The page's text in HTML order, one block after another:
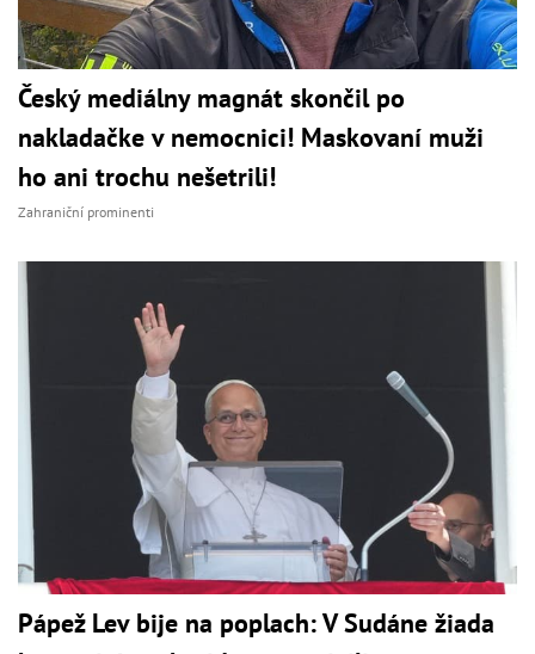
Český mediálny magnát skončil po
nakladačke v nemocnici! Maskovaní muži
ho ani trochu nešetrili!
Zahraniční prominenti
Pápež Lev bije na poplach: V Sudáne žiada